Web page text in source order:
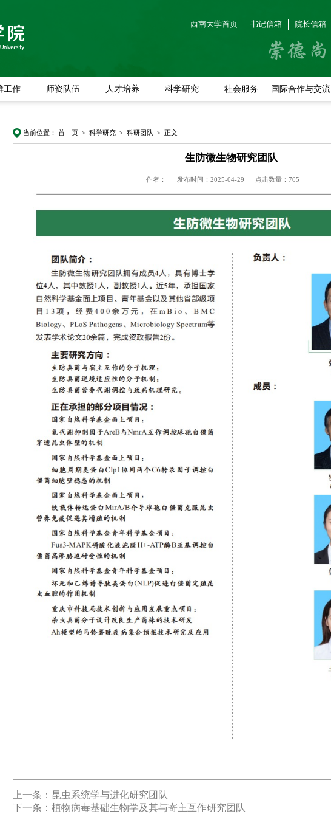
西南大学首页 书记信箱 院长信箱
工作 师资队伍 人才培养 科学研究 社会服务 国际合作与交流
当前位置： 首 页> 科学研究> 科研团队 > 正文
生防微生物研究团队
作者： 发布时间：2025-04-29 点击数量： 705
上一条：昆虫系统学与进化研究团队
下一条：植物病毒基础生物学及其与寄主互作研究团队